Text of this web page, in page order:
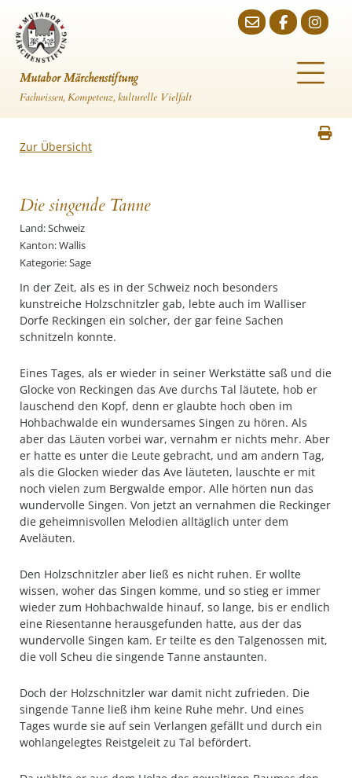
Mutabor Märchenstiftung
Fachwissen, Kompetenz, kulturelle Vielfalt
Zur Übersicht
Die singende Tanne
Land: Schweiz
Kanton: Wallis
Kategorie: Sage
In der Zeit, als es in der Schweiz noch besonders
kunstreiche Holzschnitzler gab, lebte auch im Walliser
Dorfe Reckingen ein solcher, der gar feine Sachen
schnitzeln konnte.
Eines Tages, als er wieder in seiner Werkstätte saß und die
Glocke von Reckingen das Ave durchs Tal läutete, hob er
lauschend den Kopf, denn er glaubte hoch oben im
Hohbachwalde ein wundersames Singen zu hören. Als
aber das Läuten vorbei war, vernahm er nichts mehr. Aber
er hatte es unter die Leute gebracht, und am andern Tag,
als die Glocken wieder das Ave läuteten, lauschte er mit
noch vielen zum Bergwalde empor. Alle hörten nun das
wundervolle Singen. Von jetzt an vernahmen die Reckinger
die geheimnisvollen Melodien alltäglich unter dem
Aveläuten.
Den Holzschnitzler aber ließ es nicht ruhen. Er wollte
wissen, woher das Singen komme, und so stieg er immer
wieder zum Hohbachwalde hinauf, so lange, bis er endlich
eine Riesentanne herausgefunden hatte, aus der das
wundervolle Singen kam. Er teilte es den Talgenossen mit,
die voll Scheu die singende Tanne anstaunten.
Doch der Holzschnitzler war damit nicht zufrieden. Die
singende Tanne ließ ihm keine Ruhe mehr. Und eines
Tages wurde sie auf sein Verlangen gefällt und durch ein
wohlangelegtes Reistgeleit zu Tal befördert.